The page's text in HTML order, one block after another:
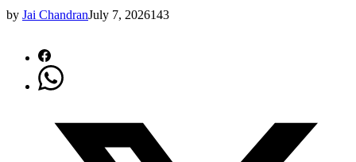
by Jai ChandranJuly 7, 2026143